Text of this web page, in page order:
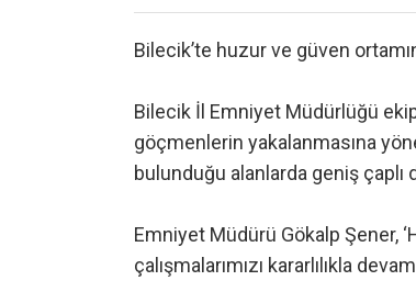
Bilecik’te huzur ve güven
Bilecik İl Emniyet Müdürlüğü
göçmenlerin yakalanmasına
bulunduğu alanlarda geniş
Emniyet Müdürü Gökalp Şener,
çalışmalarımızı kararlılıkla